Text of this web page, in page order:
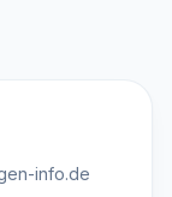
info.de